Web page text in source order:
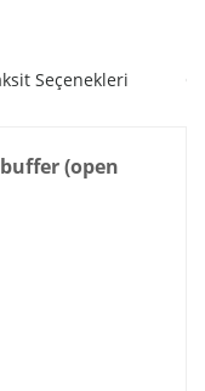
Seçenekleri
(open